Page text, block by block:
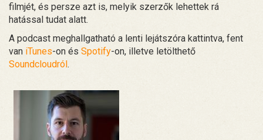
filmjét, és persze azt is, melyik szerzők lehettek rá
hatással tudat alatt.
A podcast meghallgatható a lenti lejátszóra kattintva, fent
van iTunes-on és Spotify-on, illetve letölthető
Soundcloudról.